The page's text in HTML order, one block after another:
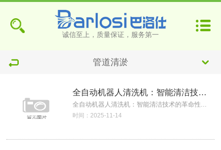
诚信至上，质量保证，服务第一
管道清淤
全自动机器人清洗机：智能清洁技术的革命性
全自动机器人清洗机：智能清洁技术的革命性...
时间：2025-11-14